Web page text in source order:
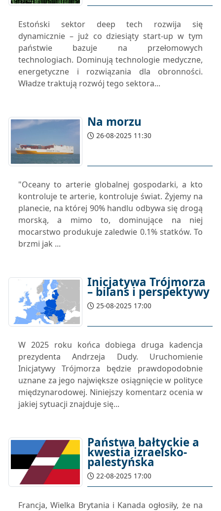
Estoński sektor deep tech rozwija się
dynamicznie – już co dziesiąty start-up w tym
państwie bazuje na przełomowych
technologiach. Dominują technologie medyczne,
energetyczne i rozwiązania dla obronności.
Władze traktują rozwój tego sektora...
Na morzu
26-08-2025 11:30
"Oceany to arterie globalnej gospodarki, a kto
kontroluje te arterie, kontroluje świat. Żyjemy na
planecie, na której 90% handlu odbywa się drogą
morską, a mimo to, dominujące na niej
mocarstwo produkuje zaledwie 0.1% statków. To
brzmi jak ...
Inicjatywa Trójmorza
– bilans i perspektywy
25-08-2025 17:00
W 2025 roku końca dobiega druga kadencja
prezydenta Andrzeja Dudy. Uruchomienie
Inicjatywy Trójmorza będzie prawdopodobnie
uznane za jego największe osiągnięcie w polityce
międzynarodowej. Niniejszy komentarz ocenia w
jakiej sytuacji znajduje się...
Państwa bałtyckie a
kwestia izraelsko-
palestyńska
22-08-2025 17:00
Francja, Wielka Brytania i Kanada ogłosiły, że na